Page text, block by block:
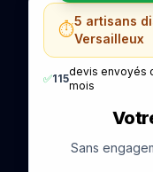
⏱️5 artisans
Versailleux
✅115
devis envoyés
mois
Sans